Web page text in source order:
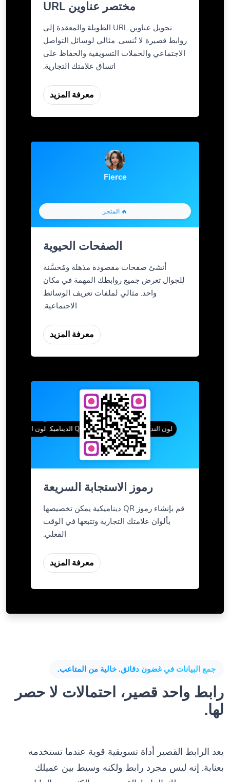
مختصر عناوين URL
تحويل عناوين URL الطويلة والمعقدة إلى
روابط قصيرة لا تُنسى. مثالي لوسائل التواصل
الاجتماعي والحملات التسويقية والحفاظ على
اتساق علامتك التجارية.
معرفة المزيد
Fierce
🔥 المتجر
الصفحات الحيوية
أنشئ صفحات مقصودة مذهلة ومُحسَّنة
للجوال تعرض جميع روابطك المهمة في مكان
واحد. مثالي لملفات تعريف الوسائط
الاجتماعية.
معرفة المزيد
لون التدرج أنماط QR رموز QR الديناميكية لون التدرج
رموز الاستجابة السريعة
قم بإنشاء رموز QR ديناميكية يمكن تخصيصها
بألوان علامتك التجارية وتتبعها في الوقت
الفعلي.
معرفة المزيد
جمع البيانات في غضون دقائق. خالية من المتاعب.
رابط واحد قصير، احتمالات لا حصر
لها.
يعد الرابط القصير أداة تسويقية قوية عندما تستخدمه
بعناية. إنه ليس مجرد رابط ولكنه وسيط بين عميلك